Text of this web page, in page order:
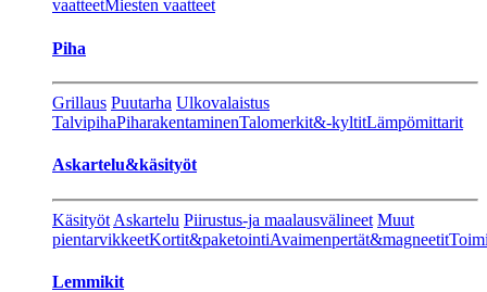
vaatteetMiesten vaatteet
Piha
Grillaus Puutarha Ulkovalaistus
TalvipihaPiharakentaminenTalomerkit&-kyltitLämpömittarit
Askartelu&käsityöt
Käsityöt Askartelu Piirustus-ja maalausvälineet Muut
pientarvikkeetKortit&paketointiAvaimenpertät&magneetit
Lemmikit